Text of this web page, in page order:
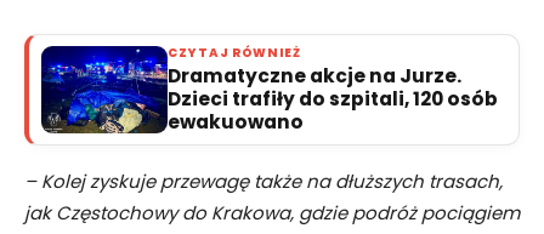
CZYTAJ RÓWNIEŻ
Dramatyczne akcje na Jurze.
Dzieci trafiły do szpitali, 120 osób
ewakuowano
– Kolej zyskuje przewagę także na dłuższych trasach,
jak Częstochowy do Krakowa, gdzie podróż pociągiem